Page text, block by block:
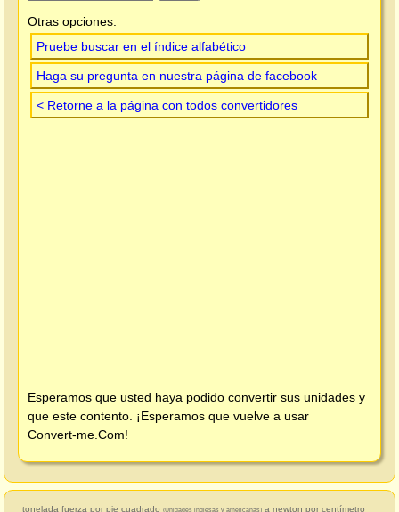
Otras opciones:
Pruebe buscar en el índice alfabético
Haga su pregunta en nuestra página de facebook
< Retorne a la página con todos convertidores
Esperamos que usted haya podido convertir sus unidades y
que este contento. ¡Esperamos que vuelve a usar
Convert-me.Com!
tonelada fuerza por pie cuadrado (Unidades inglesas y americanas) a newton por centímetro